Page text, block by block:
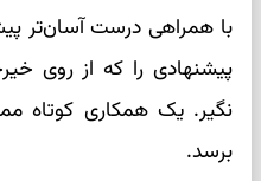
با همراهی درست آسان‌تر
پیشنهادی را که از روی
نگیر. یک همکاری کوتاه
برسد.